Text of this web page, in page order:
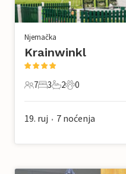
Njemačka
Krainwinkl
7 Gosti
7
3 Spavaće sobe
3
2 Kupaonice
2
0 Kućni ljubimac
0
19. ruj • 7 noćenja